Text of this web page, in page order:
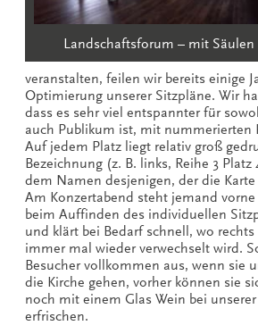
Landschaftsforum – mit Säulen
veranstalten, feilen wir bereits einige
Optimierung unserer Sitzpläne. Wir
dass es sehr viel entspannter für
auch Publikum ist, mit nummerierten
Auf jedem Platz liegt relativ groß
Bezeichnung (z. B. links, Reihe 3
dem Namen desjenigen, der die
Am Konzertabend steht jemand
beim Auffinden des individuellen
und klärt bei Bedarf schnell, wo
immer mal wieder verwechselt wird.
Besucher vollkommen aus, wenn sie
die Kirche gehen, vorher können sie
noch mit einem Glas Wein bei
erfrischen.